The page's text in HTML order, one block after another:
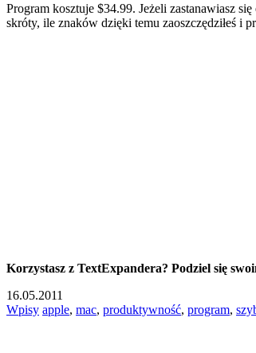
Program kosztuje $34.99. Jeżeli zastanawiasz
skróty, ile znaków dzięki temu zaoszczędziłeś i
Korzystasz z TextExpandera? Podziel się
16.05.2011
Wpisy apple, mac, produktywność, program,